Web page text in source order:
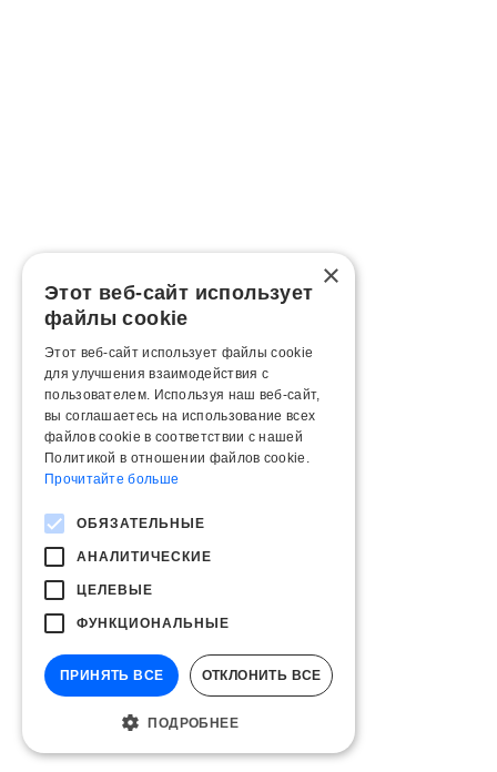
×
Этот веб-сайт использует
файлы cookie
Этот веб-сайт использует файлы cookie
для улучшения взаимодействия с
пользователем. Используя наш веб-сайт,
вы соглашаетесь на использование всех
файлов cookie в соответствии с нашей
Политикой в ​​отношении файлов cookie.
Прочитайте больше
ОБЯЗАТЕЛЬНЫЕ
АНАЛИТИЧЕСКИЕ
ЦЕЛЕВЫЕ
ФУНКЦИОНАЛЬНЫЕ
ПРИНЯТЬ ВСЕ ОТКЛОНИТЬ ВСЕ
ПОДРОБНЕЕ